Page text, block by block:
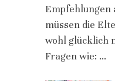
Empfehlungen
müssen die
wohl glücklich
Fragen wie: …